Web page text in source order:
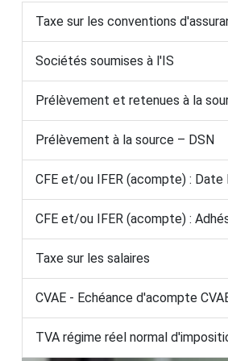
Taxe sur les conventions
Sociétés soumises à l'IS
Prélèvement et retenues à la
Prélèvement à la source – DSN
CFE et/ou IFER (acompte) :
CFE et/ou IFER (acompte) :
Taxe sur les salaires
CVAE - Echéance d'acompte
TVA régime réel normal